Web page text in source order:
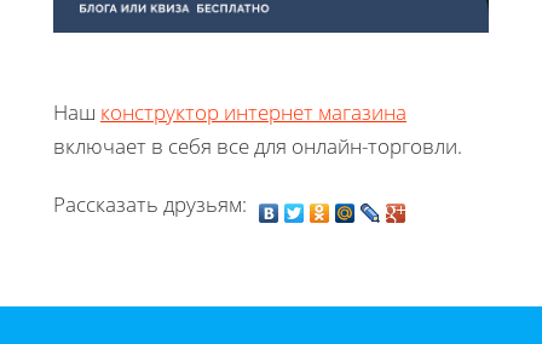
Наш конструктор интернет магазина
включает в себя все для онлайн-торговли.
Рассказать друзьям: